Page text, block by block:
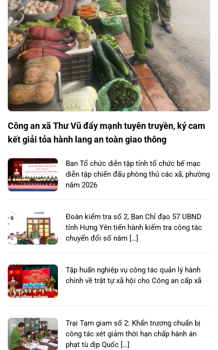
Công an xã Thư Vũ đẩy mạnh tuyên truyền, ký cam
kết giải tỏa hành lang an toàn giao thông
Ban Tổ chức diễn tập tỉnh tổ chức bế mạc
diễn tập chiến đấu phòng thủ các xã, phường
năm 2026
Đoàn kiểm tra số 2, Ban Chỉ đạo 57 UBND
tỉnh Hưng Yên tiến hành kiểm tra công tác
chuyển đổi số năm […]
Tập huấn nghiệp vụ công tác quản lý hành
chính về trật tự xã hội cho Công an cấp xã
Trại Tạm giam số 2: Khẩn trương chuẩn bị
công tác xét giảm thời hạn chấp hành án
phạt tù dịp Quốc […]